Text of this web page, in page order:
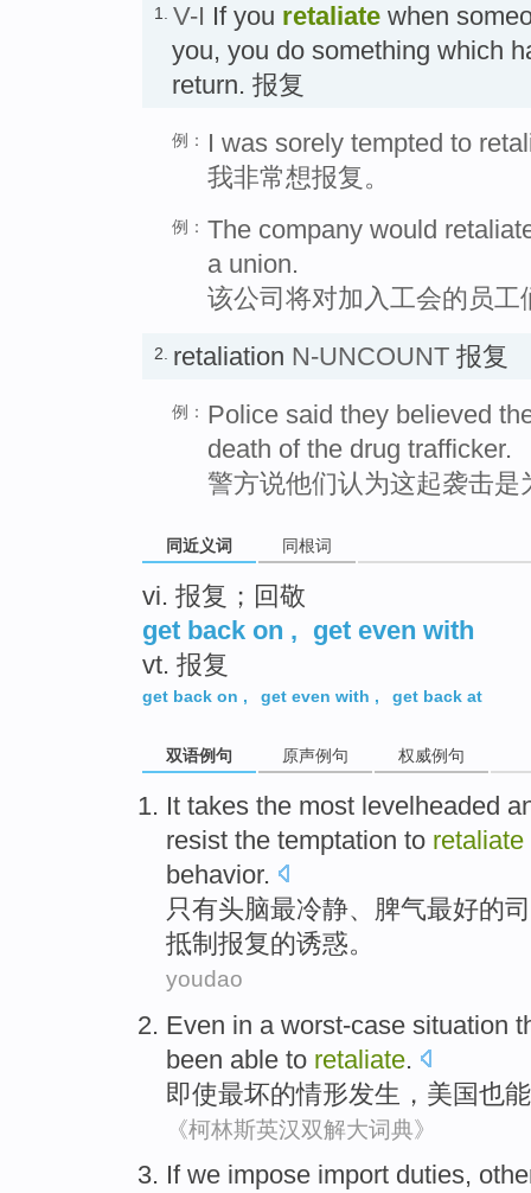
1. V-I If you retaliate when
you, you do something which
return. 报复
例：
I was sorely tempted to
我非常想报复。
例： The company would
a union.
该公司将对加入工会的员工
2. retaliation N-UNCOUNT 报复
例： Police said they believed
death of the drug trafficker.
警方说他们认为这起袭击
同近义词 同根词
vi. 报复；回敬
get back on , get even with
vt. 报复
get back on , get even with , get back at
双语例句 原声例句 权威例句
It takes the most levelheaded
resist the temptation to retaliate
behavior.
只有头脑最冷静、 脾气最好的
抵制 报复的诱惑。
youdao
Even in a worst-case situation
been able to retaliate.
即使最坏的情形发生， 美国也能
《柯林斯英汉双解大词典》
If we impose import duties,